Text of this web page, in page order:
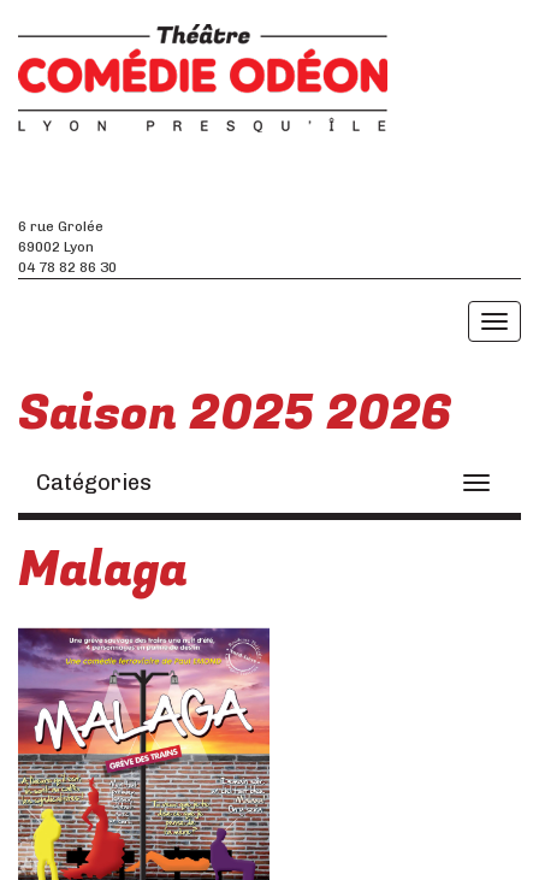
6 rue Grolée
69002 Lyon
04 78 82 86 30
Toggle
Saison 2025 2026
Toggle
Catégories
Malaga